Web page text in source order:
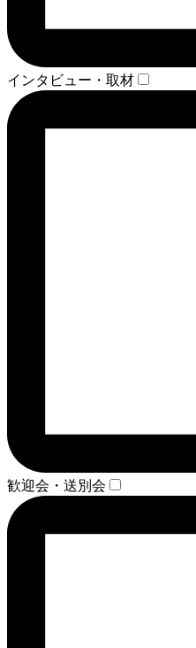
インタビュー・取材
歓迎会・送別会